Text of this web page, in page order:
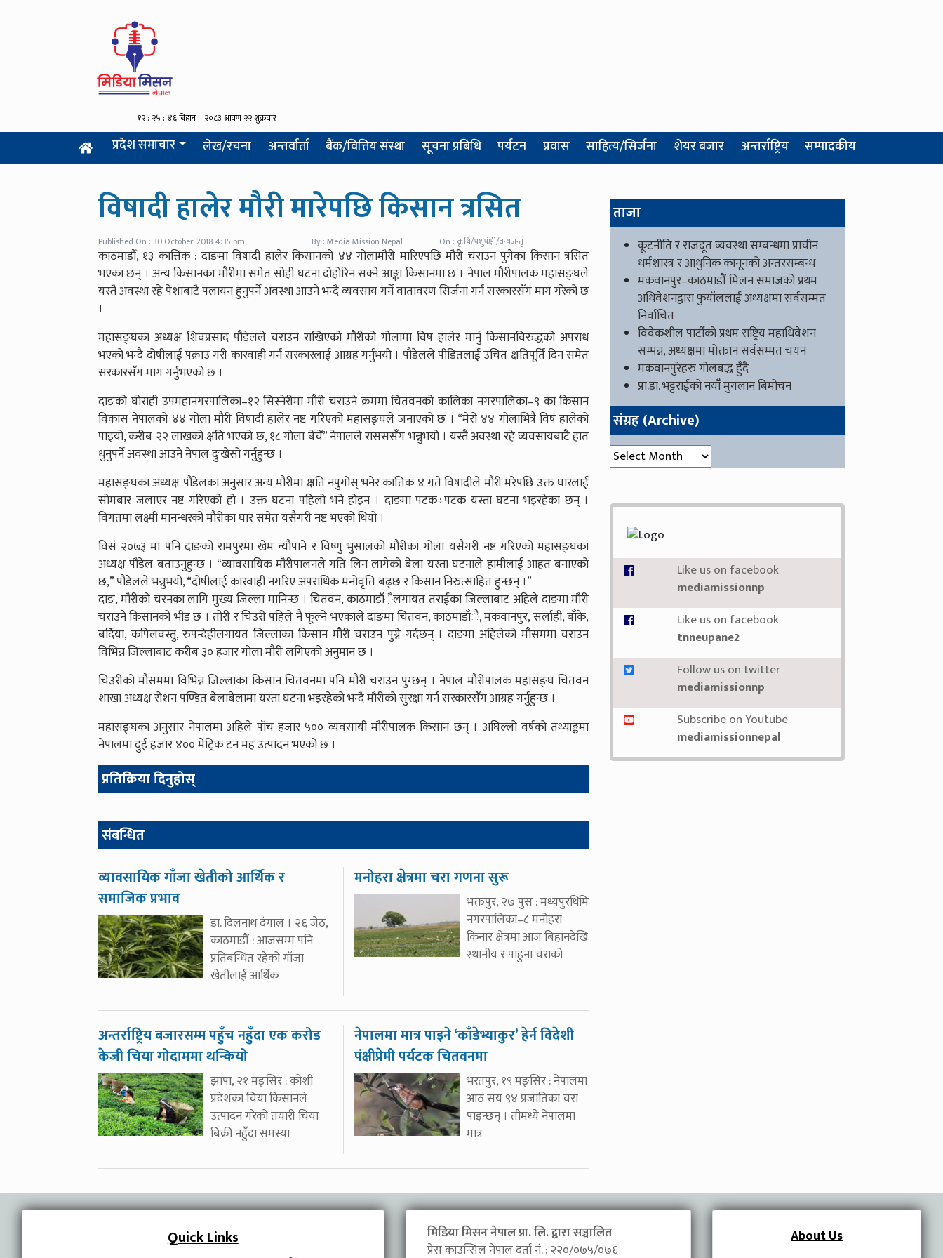
प्रदेश समाचार लेख/रचना अन्तर्वार्ता बैंक/वित्तिय संस्था सूचना प्रबिधि पर्यटन प्रवास साहित्य/सिर्जना शेयर बजार अन्तर्राष्ट्रिय सम्पादकीय
विषादी हालेर मौरी मारेपछि किसान त्रसित
Published On : 30 October, 2018 4:35 pm By : Media Mission Nepal On : कृषि/पशुपंक्षी/वन्यजन्तु
काठमाडौँ, १३ कात्तिक : दाङमा विषादी हालेर किसानको ४४ गोलामौरी मारिएपछि मौरी चराउन पुगेका किसान त्रसित
भएका छन् । अन्य किसानका मौरीमा समेत सोही घटना दोहोरिन सक्ने आङ्का किसानमा छ । नेपाल मौरीपालक महासङ्घले
यस्तै अवस्था रहे पेशाबाटै पलायन हुनुपर्ने अवस्था आउने भन्दै व्यवसाय गर्ने वातावरण सिर्जना गर्न सरकारसँग माग गरेको छ
।
महासङ्घका अध्यक्ष शिवप्रसाद पौडेलले चराउन राखिएको मौरीको गोलामा विष हालेर मार्नु किसानविरुद्धको अपराध
भएको भन्दै दोषीलाई पक्राउ गरी कारवाही गर्न सरकारलाई आग्रह गर्नुभयो । पौडेलले पीडितलाई उचित क्षतिपूर्ति दिन समेत
सरकारसँग माग गर्नुभएको छ ।
दाङको घोराही उपमहानगरपालिका–१२ सिस्नेरीमा मौरी चराउने क्रममा चितवनको कालिका नगरपालिका–९ का किसान
विकास नेपालको ४४ गोला मौरी विषादी हालेर नष्ट गरिएको महासङ्घले जनाएको छ । “मेरो ४४ गोलाभित्रै विष हालेको
पाइयो, करीब २२ लाखको क्षति भएको छ, १८ गोला बेचेँ” नेपालले रासससँग भन्नुभयो । यस्तै अवस्था रहे व्यवसायबाटै हात
धुनुपर्ने अवस्था आउने नेपाल दुःखेसो गर्नुहुन्छ ।
महासङ्घका अध्यक्ष पौडेलका अनुसार अन्य मौरीमा क्षति नपुगोस् भनेर कात्तिक ४ गते विषादीले मौरी मरेपछि उक्त घारलाई
सोमबार जलाएर नष्ट गरिएको हो । उक्त घटना पहिलो भने होइन । दाङमा पटक÷पटक यस्ता घटना भइरहेका छन् ।
विगतमा लक्ष्मी मानन्धरको मौरीका घार समेत यसैगरी नष्ट भएको थियो ।
विसं २०७३ मा पनि दाङको रामपुरमा खेम न्यौपाने र विष्णु भुसालको मौरीका गोला यसैगरी नष्ट गरिएको महासङ्घका
अध्यक्ष पौडेल बताउनुहुन्छ । “व्यावसायिक मौरीपालनले गति लिन लागेको बेला यस्ता घटनाले हामीलाई आहत बनाएको
छ,” पौडेलले भन्नुभयो, “दोषीलाई कारवाही नगरिए अपराधिक मनोवृत्ति बढ्छ र किसान निरुत्साहित हुन्छन् ।”
दाङ, मौरीको चरनका लागि मुख्य जिल्ला मानिन्छ । चितवन, काठमाडाँैलगायत तराईका जिल्लाबाट अहिले दाङमा मौरी
चराउने किसानको भीड छ । तोरी र चिउरी पहिले नै फूल्ने भएकाले दाङमा चितवन, काठमाडाँै, मकवानपुर, सर्लाही, बाँके,
बर्दिया, कपिलवस्तु, रुपन्देहीलगायत जिल्लाका किसान मौरी चराउन पुग्ने गर्दछन् । दाङमा अहिलेको मौसममा चराउन
विभिन्न जिल्लाबाट करीब ३० हजार गोला मौरी लगिएको अनुमान छ ।
चिउरीको मौसममा विभिन्न जिल्लाका किसान चितवनमा पनि मौरी चराउन पुग्छन् । नेपाल मौरीपालक महासङ्घ चितवन
शाखा अध्यक्ष रोशन पण्डित बेलाबेलामा यस्ता घटना भइरहेको भन्दै मौरीको सुरक्षा गर्न सरकारसँग आग्रह गर्नुहुन्छ ।
महासङ्घका अनुसार नेपालमा अहिले पाँच हजार ५०० व्यवसायी मौरीपालक किसान छन् । अघिल्लो वर्षको तथ्याङ्कमा
नेपालमा दुई हजार ४०० मेट्रिक टन मह उत्पादन भएको छ ।
प्रतिक्रिया दिनुहोस्
संबन्धित
व्यावसायिक गाँजा खेतीको आर्थिक र
समाजिक प्रभाव
डा. दिलनाथ दंगाल । २६ जेठ,
काठमाडौं : आजसम्म पनि
प्रतिबन्धित रहेको गाँजा
खेतीलाई आर्थिक
मनोहरा क्षेत्रमा चरा गणना सुरू
भक्तपुर, २७ पुस : मध्यपुरथिमि
नगरपालिका–८ मनोहरा
किनार क्षेत्रमा आज बिहानदेखि
स्थानीय र पाहुना चराको
अन्तर्राष्ट्रिय बजारसम्म पहुँच नहुँदा एक करोड
केजी चिया गोदाममा थन्कियो
झापा, २१ मङ्सिर : कोशी
प्रदेशका चिया किसानले
उत्पादन गरेको तयारी चिया
बिक्री नहुँदा समस्या
नेपालमा मात्र पाइने ‘काँडेभ्याकुर’ हेर्न विदेशी
पंक्षीप्रेमी पर्यटक चितवनमा
भरतपुर, १९ मङ्सिर : नेपालमा
आठ सय ९४ प्रजातिका चरा
पाइन्छन् । तीमध्ये नेपालमा
मात्र
ताजा
कूटनीति र राजदूत व्यवस्था सम्बन्धमा प्राचीन
धर्मशास्त्र र आधुनिक कानूनको अन्तरसम्बन्ध
मकवानपुर–काठमाडौं मिलन समाजको प्रथम
अधिवेशनद्वारा फुयाँललाई अध्यक्षमा सर्वसम्मत
निर्वाचित
विवेकशील पार्टीको प्रथम राष्ट्रिय महाधिवेशन
सम्पन्न, अध्यक्षमा मोक्तान सर्वसम्मत चयन
मकवानपुरेहरु गोलबद्ध हुँदै
प्रा.डा. भट्टराईको नयाँँ मुगलान बिमोचन
संग्रह (Archive)
संग्रह (Archive)
Like us on facebook
mediamissionnp
Like us on facebook
tnneupane2
Follow us on twitter
mediamissionnp
Subscribe on Youtube
mediamissionnepal
Quick Links
मिडिया मिसन नेपाल प्रा. लि. द्वारा सञ्चालित
प्रेस काउन्सिल नेपाल दर्ता नं. : २२०/०७५/०७६
About Us